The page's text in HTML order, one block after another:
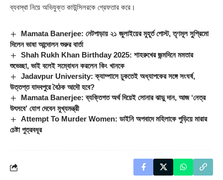
ব্যবস্থা নিয়ে অভিযুক্ত কাউন্সিলরকে গ্রেফতার করে।
Mamata Banerjee: নেটপাড়ায় ২১ জুলাইয়ের মুহূর্ত পোস্ট, তৃণমূল সুুপ্রিমো
দিলেন ভাষা আন্দোলন শুরুর বার্তা
Shah Rukh Khan Birthday 2025: শাহরুখের জন্মদিনে মমতার
শুভেচ্ছা, ভাই বলেই সম্বোধন করলেন কিং খানকে
Jadavpur University: ক্যাম্পাসে ঢুকতেই অধ্যাপকের সঙ্গে সংঘর্ষ,
উত্তপ্ত যাদবপুরে বৈঠক আদৌ হবে?
Mamata Banerjee: ব্যক্তিগত অর্থ দিয়েই সোনার ঝাড়ু দান, আজ ‘নেত্র
উৎসবে’ যোগ দেবেন মুখ্যমন্ত্রী
Attempt To Murder Women: ডাইনি অপবাদে মহিলাকে পুড়িয়ে মারার
চেষ্টা পুত্রবধূর